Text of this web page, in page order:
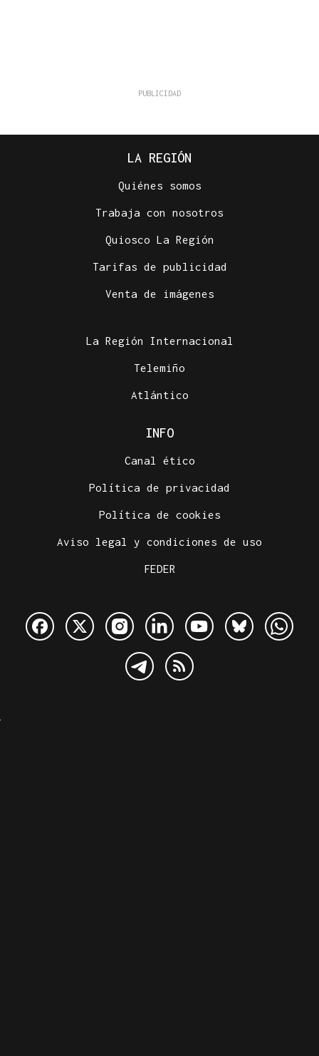
LA REGIÓN
Quiénes somos
Trabaja con nosotros
Quiosco La Región
Tarifas de publicidad
Venta de imágenes
La Región Internacional
Telemiño
Atlántico
INFO
Canal ético
Política de privacidad
Política de cookies
Aviso legal y condiciones de uso
FEDER